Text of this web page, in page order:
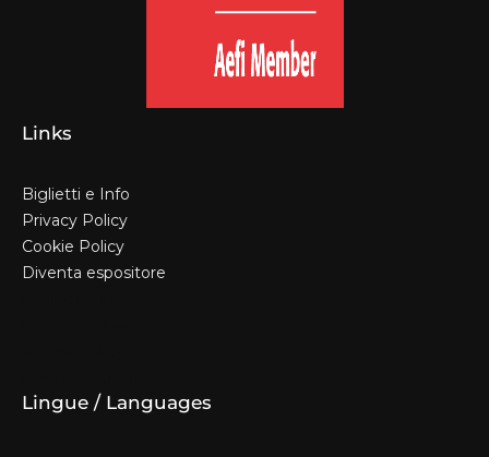
Links
Biglietti e Info
Privacy Policy
Cookie Policy
Diventa espositore
Lingue / Languages